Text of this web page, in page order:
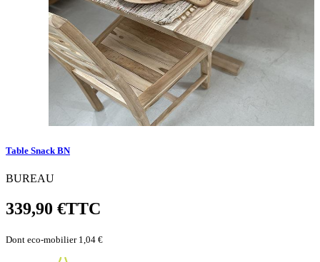
Table Snack BN
BUREAU
339,90 €TTC
Dont eco-mobilier 1,04 €